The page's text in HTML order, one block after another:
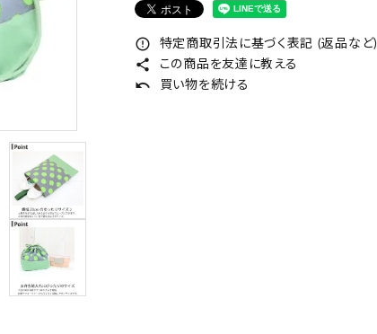
error_outline 特定商取引法に基づく表記 (返品など)
share この商品を友達に教える
undo 買い物を続ける